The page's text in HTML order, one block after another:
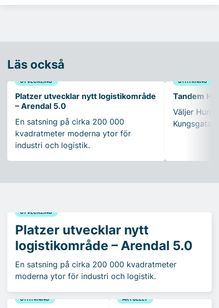
Läs också
UTVECKLING
Platzer utvecklar nytt logistikområde
– Arendal 5.0
En satsning på cirka 200 000
kvadratmeter moderna ytor för
industri och logistik.
UTHYRNING
Tandem
Väljer
UTVECKLING
Platzer utvecklar nytt
logistikområde – Arendal 5.0
En satsning på cirka 200 000 kvadratmeter
moderna ytor för industri och logistik.
UTHYRNING AKTUELLT